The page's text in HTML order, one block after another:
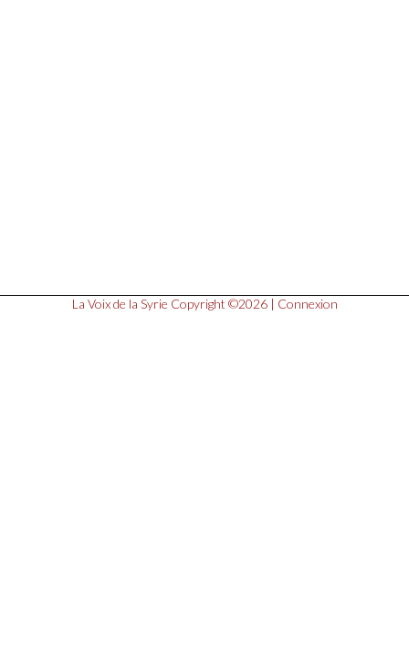
La Voix de la Syrie Copyright ©2026 | Connexion